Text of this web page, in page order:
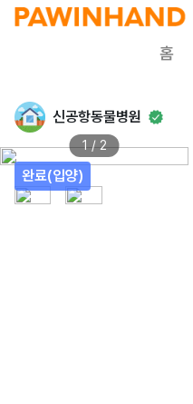
홈
신공항동물병원
완료(입양)
1 / 2